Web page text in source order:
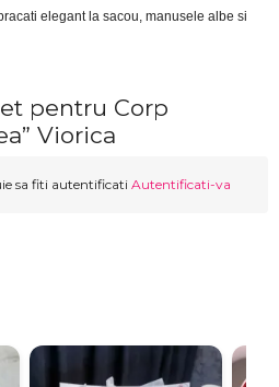
elegant la sacou, manusele albe si
pentru Corp
Viorica
sa fiti autentificati Autentificati-va